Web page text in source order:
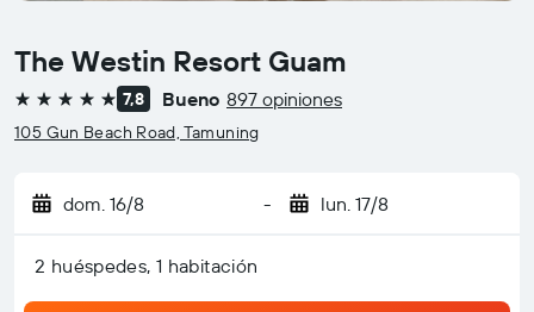
The Westin Resort Guam
5 estrellas 7,8 Bueno 897 opiniones
105 Gun Beach Road, Tamuning
dom. 16/8 - lun. 17/8
2 huéspedes, 1 habitación